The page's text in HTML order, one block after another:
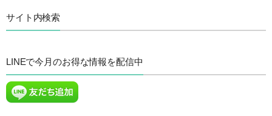
サイト内検索
LINEで今月のお得な情報を配信中